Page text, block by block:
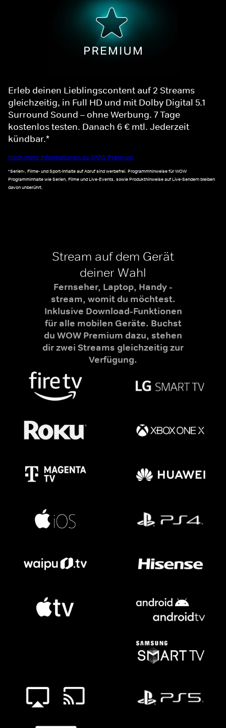
Erleb deinen Lieblingscontent auf 2 Streams
gleichzeitig, in Full HD und mit Dolby Digital 5.1
Surround Sound – ohne Werbung. 7 Tage
kostenlos testen. Danach 6 € mtl. Jederzeit
kündbar.*
Noch mehr Informationen zu WOW Premium
*Serien-, Filme- und Sport-Inhalte auf Abruf sind werbefrei. Programmhinweise für WOW
Programminhalte wie Serien, Filme und Live-Events, sowie Produkthinweise auf Live-Sendern bleiben
davon unberührt.
Stream auf dem Gerät
deiner Wahl
Fernseher, Laptop, Handy -
stream, womit du möchtest.
Inklusive Download-Funktionen
für alle mobilen Geräte. Buchst
du WOW Premium dazu, stehen
dir zwei Streams gleichzeitig zur
Verfügung.